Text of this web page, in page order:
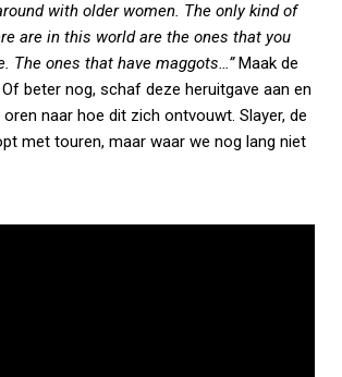
with older women. The only kind of
are in this world are the ones that you
The ones that have maggots…”Maak de
beter nog, schaf deze heruitgave aan en
naar hoe dit zich ontvouwt. Slayer, de
met touren, maar waar we nog lang niet